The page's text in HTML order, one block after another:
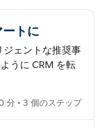
トに
ェントな推奨事
うに CRM を転
分 • 3 個のステップ